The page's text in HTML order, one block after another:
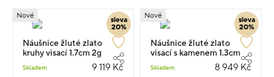
sleva
20%
Nové
Náušnice žluté zlato
kruhy visací 1.7cm 2g
Skladem 9 119 Kč
sleva
20%
Nové
Náušnice žluté zlato
visací s kamenem 1.3cm
Skladem 8 949 Kč